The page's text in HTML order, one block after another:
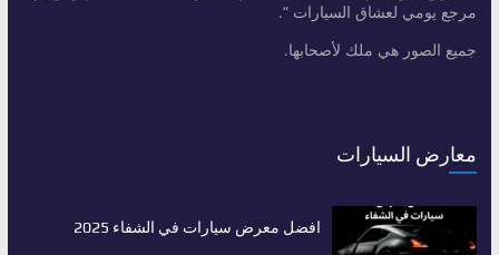
مرجع يومي لعشاق السيارات “.
جميع الصور هي ملك لأصحابها.
معارض السيارات
افضل معرض سيارات في الشفاء 2025